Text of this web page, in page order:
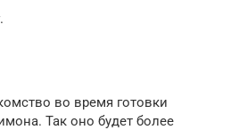
во время готовки
Так оно будет более